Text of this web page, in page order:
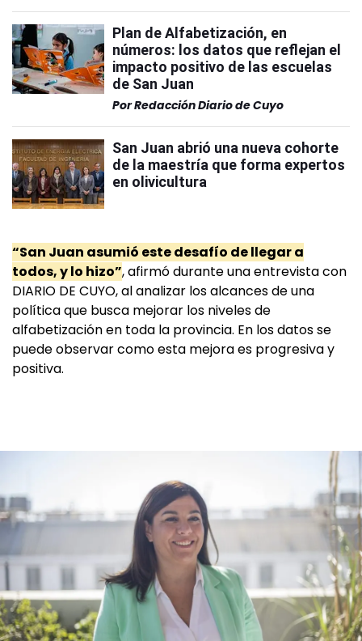
Plan de Alfabetización, en
números: los datos que reflejan el
impacto positivo de las escuelas
de San Juan
PorRedacción Diario de Cuyo
San Juan abrió una nueva cohorte
de la maestría que forma expertos
en olivicultura
“San Juan asumió este desafío de llegar a
todos, y lo hizo”, afirmó durante una entrevista con
DIARIO DE CUYO, al analizar los alcances de una
política que busca mejorar los niveles de
alfabetización en toda la provincia. En los datos se
puede observar como esta mejora es progresiva y
positiva.